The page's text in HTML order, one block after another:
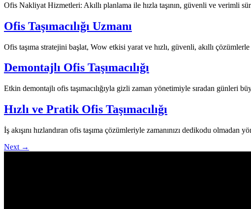
Ofis Nakliyat Hizmetleri: Akıllı planlama ile hızla taşının, güvenli ve verimli
Ofis Taşımacılığı Uzmanı
Ofis taşıma stratejini başlat, Wow etkisi yarat ve hızlı, güvenli, akıllı
Demontajlı Ofis Taşımacılığı
Etkin demontajlı ofis taşımacılığıyla gizli zaman yönetimiyle sıradan günleri
Hızlı ve Pratik Ofis Taşımacılığı
İş akışını hızlandıran ofis taşıma çözümleriyle zamanınızı dedikodu
Next →